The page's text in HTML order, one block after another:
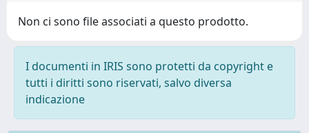
Non ci sono file associati a questo prodotto.
I documenti in IRIS sono protetti da copyright e
tutti i diritti sono riservati, salvo diversa
indicazione